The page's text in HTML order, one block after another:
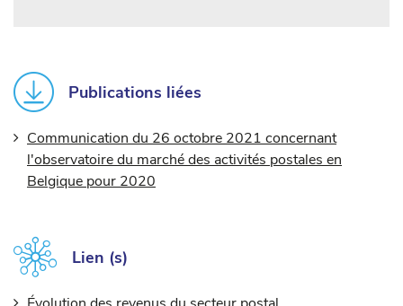
Publications liées
Communication du 26 octobre 2021 concernant
l'observatoire du marché des activités postales en
Belgique pour 2020
Lien (s)